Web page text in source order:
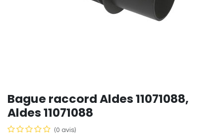
Bague raccord Aldes 11071088,
Aldes 11071088
(0 avis)